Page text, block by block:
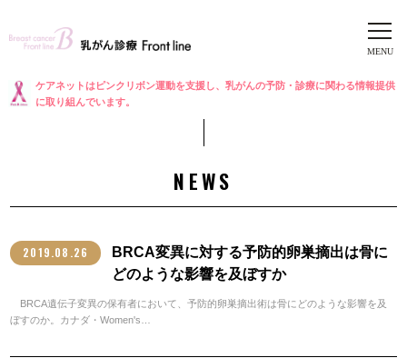
ケアネットはピンクリボン運動を支援し、乳がんの予防・診療に関わる情報提供
に取り組んでいます。
NEWS
2019.08.26
BRCA変異に対する予防的卵巣摘出は骨に
どのような影響を及ぼすか
BRCA遺伝子変異の保有者において、予防的卵巣摘出術は骨にどのような影響を及
ぼすのか。カナダ・Women's…